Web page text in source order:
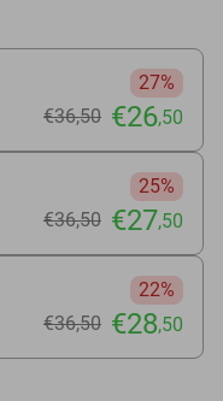
27%
€36,50 €26,50
25%
€36,50 €27,50
22%
€36,50 €28,50